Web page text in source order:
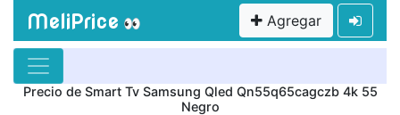
MeliPrice 👀 Agregar
Precio de Smart Tv Samsung Qled Qn55q65cagczb 4k 55
Negro